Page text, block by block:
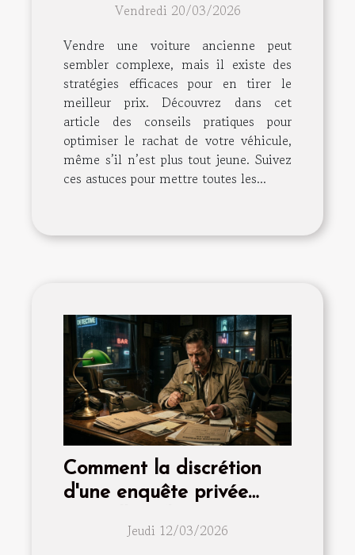
Vendredi 20/03/2026
Vendre une voiture ancienne peut
sembler complexe, mais il existe des
stratégies efficaces pour en tirer le
meilleur prix. Découvrez dans cet
article des conseils pratiques pour
optimiser le rachat de votre véhicule,
même s’il n’est plus tout jeune. Suivez
ces astuces pour mettre toutes les...
Comment la discrétion
d'une enquête privée
procès ?Jeudi 12/03/2026